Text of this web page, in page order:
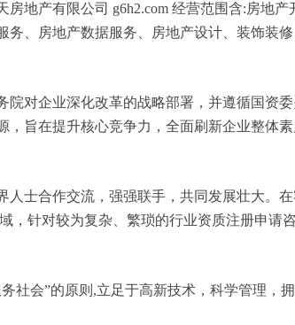
地产有限公司 g6h2.com 经营范围含:房地
务、房地产数据服务、房地产设计、装饰装
院对企业深化改革的战略部署，并遵循国资
，旨在提升核心竞争力，全面刷新企业整体
士合作交流，强强联手，共同发展壮大。
，针对较为复杂、繁琐的行业资质注册申
社会”的原则,立足于高新技术，科学管理